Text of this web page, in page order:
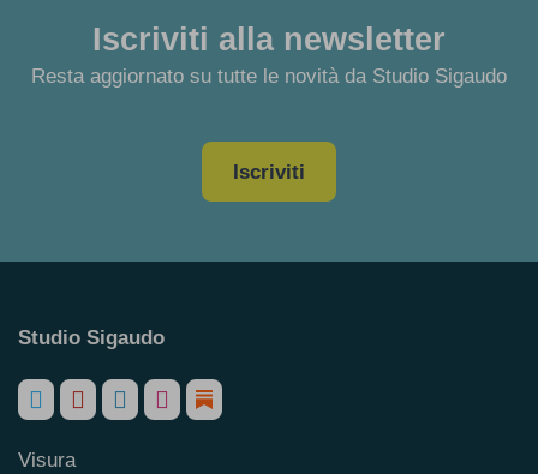
Iscriviti alla newsletter
Resta aggiornato su tutte le novità da Studio Sigaudo
Iscriviti
Studio Sigaudo
Visura